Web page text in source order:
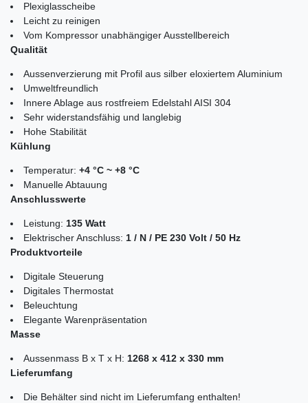
Plexiglasscheibe
Leicht zu reinigen
Vom Kompressor unabhängiger Ausstellbereich
Qualität
Aussenverzierung mit Profil aus silber eloxiertem Aluminium
Umweltfreundlich
Innere Ablage aus rostfreiem Edelstahl AISI 304
Sehr widerstandsfähig und langlebig
Hohe Stabilität
Kühlung
Temperatur: +4 °C ~ +8 °C
Manuelle Abtauung
Anschlusswerte
Leistung: 135 Watt
Elektrischer Anschluss: 1 / N / PE 230 Volt / 50 Hz
Produktvorteile
Digitale Steuerung
Digitales Thermostat
Beleuchtung
Elegante Warenpräsentation
Masse
Aussenmass B x T x H: 1268 x 412 x 330 mm
Lieferumfang
Die Behälter sind nicht im Lieferumfang enthalten!